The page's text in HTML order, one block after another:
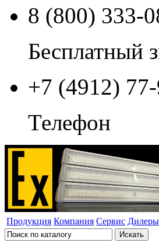
8 (800) 333-
Бесплатный
+7 (4912)
Телефон
Продукция Компания Сервис Дилеры